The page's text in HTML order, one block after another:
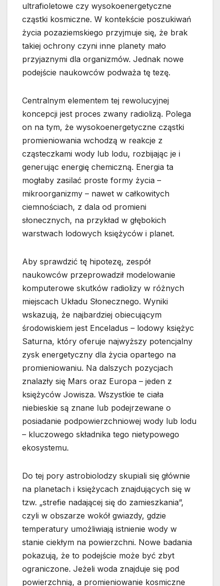
ultrafioletowe czy wysokoenergetyczne
cząstki kosmiczne. W kontekście poszukiwań
życia pozaziemskiego przyjmuje się, że brak
takiej ochrony czyni inne planety mało
przyjaznymi dla organizmów. Jednak nowe
podejście naukowców podważa tę tezę.
Centralnym elementem tej rewolucyjnej
koncepcji jest proces zwany radiolizą. Polega
on na tym, że wysokoenergetyczne cząstki
promieniowania wchodzą w reakcje z
cząsteczkami wody lub lodu, rozbijając je i
generując energię chemiczną. Energia ta
mogłaby zasilać proste formy życia –
mikroorganizmy – nawet w całkowitych
ciemnościach, z dala od promieni
słonecznych, na przykład w głębokich
warstwach lodowych księżyców i planet.
Aby sprawdzić tę hipotezę, zespół
naukowców przeprowadził modelowanie
komputerowe skutków radiolizy w różnych
miejscach Układu Słonecznego. Wyniki
wskazują, że najbardziej obiecującym
środowiskiem jest Enceladus – lodowy księżyc
Saturna, który oferuje najwyższy potencjalny
zysk energetyczny dla życia opartego na
promieniowaniu. Na dalszych pozycjach
znalazły się Mars oraz Europa – jeden z
księżyców Jowisza. Wszystkie te ciała
niebieskie są znane lub podejrzewane o
posiadanie podpowierzchniowej wody lub lodu
– kluczowego składnika tego nietypowego
ekosystemu.
Do tej pory astrobiolodzy skupiali się głównie
na planetach i księżycach znajdujących się w
tzw. „strefie nadającej się do zamieszkania”,
czyli w obszarze wokół gwiazdy, gdzie
temperatury umożliwiają istnienie wody w
stanie ciekłym na powierzchni. Nowe badania
pokazują, że to podejście może być zbyt
ograniczone. Jeżeli woda znajduje się pod
powierzchnią, a promieniowanie kosmiczne